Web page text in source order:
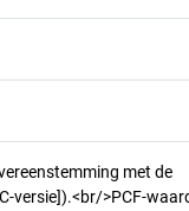
met de
versie]).<br/>PCF-